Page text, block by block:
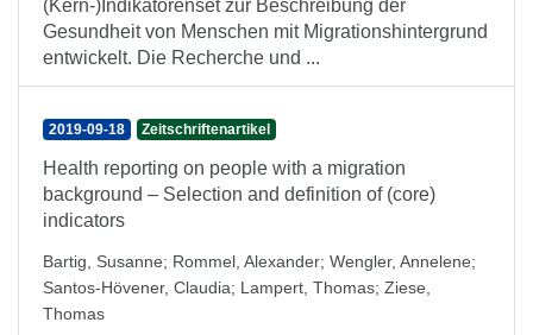
(Kern-)Indikatorenset zur Beschreibung der
Gesundheit von Menschen mit Migrationshintergrund
entwickelt. Die Recherche und ...
2019-09-18 Zeitschriftenartikel
Health reporting on people with a migration
background – Selection and definition of (core)
indicators
Bartig, Susanne; Rommel, Alexander; Wengler, Annelene;
Santos-Hövener, Claudia; Lampert, Thomas; Ziese,
Thomas